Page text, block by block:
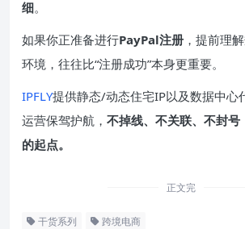
细。
如果你正准备进行PayPal注册 ，提前理
环境，往往比“注册成功”本身更重要。
IPFLY提供静态/动态住宅IP以及数据中心
运营保驾护航， 不掉线、不关联、不封号
的起点。
正文完
干货系列 跨境电商